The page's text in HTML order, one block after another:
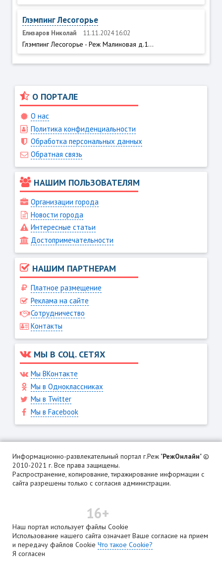
Глэмпинг Лесогорье
Елизаров Николай 11.11.2024 16:02
Глэмпинг Лесогорье - Реж Малиновая д.1...
О ПОРТАЛЕ
О нас
Политика конфиденциальности
Обработка персональных данных
Обратная связь
НАШИМ ПОЛЬЗОВАТЕЛЯМ
Организации города
Новости города
Интересные статьи
Достопримечательности
НАШИМ ПАРТНЕРАМ
Платное размещение
Реклама на сайте
Сотрудничество
Контакты
МЫ В СОЦ. СЕТЯХ
Мы ВКонтакте
Мы в Одноклассниках
Мы в Twitter
Мы в Facebook
Информационно-развлекательный портал г.Реж "РежОнлайн" ©
2010-2021 г. Все права защищены.
Распространение, копирование, тиражирование информации с
сайта разрешены только с согласия администрации.
16+
Наш портал использует файлы Cookie
Использование нашего сайта означает Ваше согласие на прием
и передачу файлов Cookie Что такое Cookie?
Я согласен